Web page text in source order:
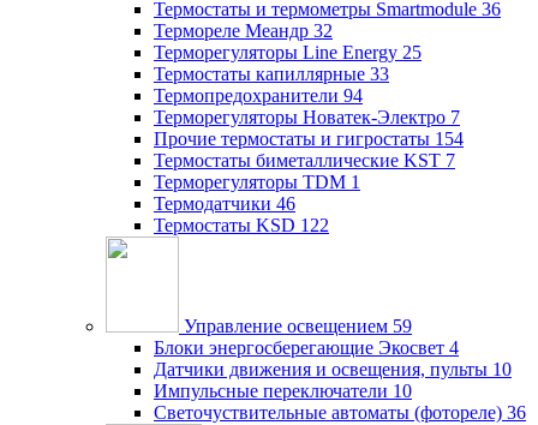
Термостаты и термометры Smartmodule 36
Термореле Меандр 32
Терморегуляторы Line Energy 25
Термостаты капиллярные 33
Термопредохранители 94
Терморегуляторы Новатек-Электро 7
Прочие термостаты и гигростаты 154
Термостаты биметаллические KST 7
Терморегуляторы TDM 1
Термодатчики 46
Термостаты KSD 122
Управление освещением 59
Блоки энергосберегающие Экосвет 4
Датчики движения и освещения, пульты 10
Импульсные переключатели 10
Светочуствительные автоматы (фотореле) 36